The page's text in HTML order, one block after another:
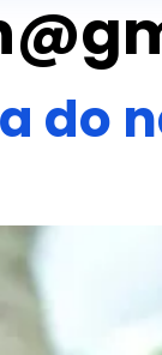
do